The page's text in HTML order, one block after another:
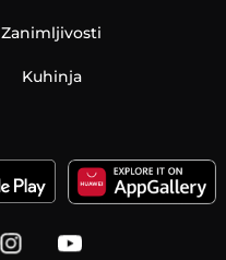
Zanimljivosti
Kuhinja